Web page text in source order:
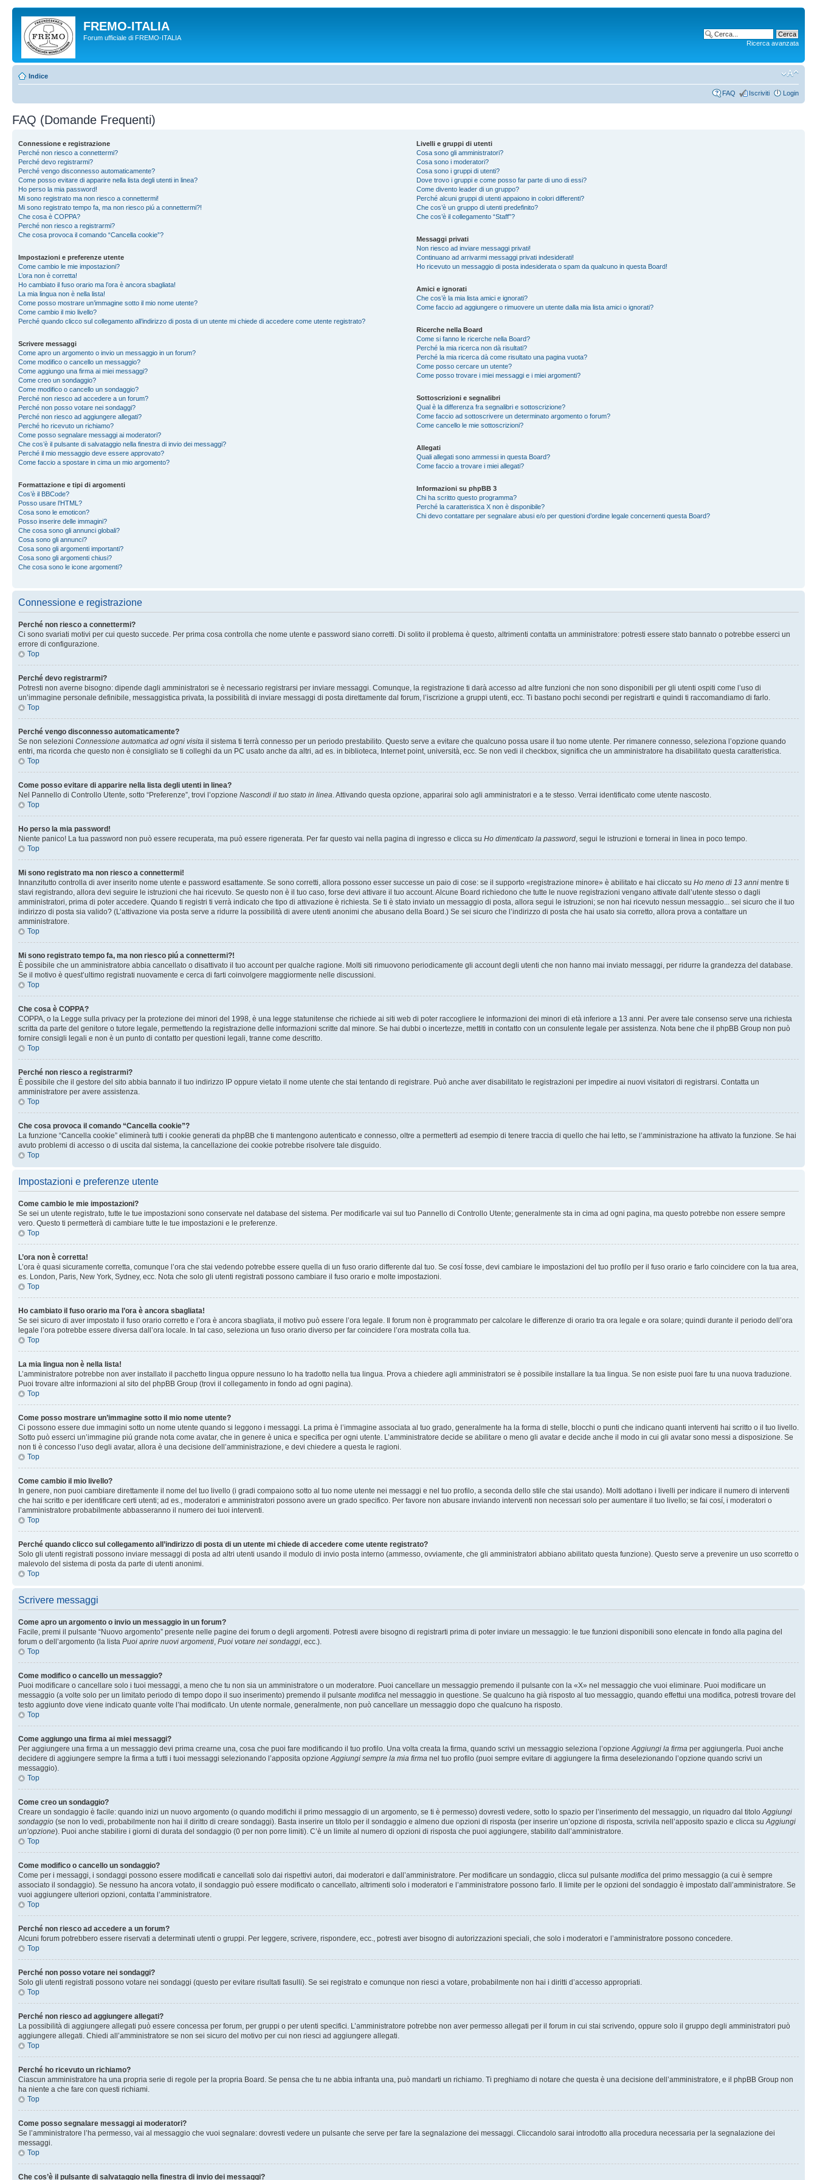
FREMO-ITALIA
Forum ufficiale di FREMO-ITALIA
Ricerca avanzata
Indice
FAQ Iscriviti Login
FAQ (Domande Frequenti)
Connessione e registrazione
Perché non riesco a connettermi?
Perché devo registrarmi?
Perché vengo disconnesso automaticamente?
Come posso evitare di apparire nella lista degli utenti in linea?
Ho perso la mia password!
Mi sono registrato ma non riesco a connettermi!
Mi sono registrato tempo fa, ma non riesco piú a connettermi?!
Che cosa è COPPA?
Perché non riesco a registrarmi?
Che cosa provoca il comando “Cancella cookie”?
Impostazioni e preferenze utente
Come cambio le mie impostazioni?
L’ora non è corretta!
Ho cambiato il fuso orario ma l’ora è ancora sbagliata!
La mia lingua non è nella lista!
Come posso mostrare un’immagine sotto il mio nome utente?
Come cambio il mio livello?
Perché quando clicco sul collegamento all’indirizzo di posta di un utente mi chiede di accedere come utente registrato?
Scrivere messaggi
Come apro un argomento o invio un messaggio in un forum?
Come modifico o cancello un messaggio?
Come aggiungo una firma ai miei messaggi?
Come creo un sondaggio?
Come modifico o cancello un sondaggio?
Perché non riesco ad accedere a un forum?
Perché non posso votare nei sondaggi?
Perché non riesco ad aggiungere allegati?
Perché ho ricevuto un richiamo?
Come posso segnalare messaggi ai moderatori?
Che cos’è il pulsante di salvataggio nella finestra di invio dei messaggi?
Perché il mio messaggio deve essere approvato?
Come faccio a spostare in cima un mio argomento?
Formattazione e tipi di argomenti
Cos’è il BBCode?
Posso usare l’HTML?
Cosa sono le emoticon?
Posso inserire delle immagini?
Che cosa sono gli annunci globali?
Cosa sono gli annunci?
Cosa sono gli argomenti importanti?
Cosa sono gli argomenti chiusi?
Che cosa sono le icone argomenti?
Livelli e gruppi di utenti
Cosa sono gli amministratori?
Cosa sono i moderatori?
Cosa sono i gruppi di utenti?
Dove trovo i gruppi e come posso far parte di uno di essi?
Come divento leader di un gruppo?
Perché alcuni gruppi di utenti appaiono in colori differenti?
Che cos’è un gruppo di utenti predefinito?
Che cos’è il collegamento “Staff”?
Messaggi privati
Non riesco ad inviare messaggi privati!
Continuano ad arrivarmi messaggi privati indesiderati!
Ho ricevuto un messaggio di posta indesiderata o spam da qualcuno in questa Board!
Amici e ignorati
Che cos’è la mia lista amici e ignorati?
Come faccio ad aggiungere o rimuovere un utente dalla mia lista amici o ignorati?
Ricerche nella Board
Come si fanno le ricerche nella Board?
Perché la mia ricerca non dà risultati?
Perché la mia ricerca dà come risultato una pagina vuota?
Come posso cercare un utente?
Come posso trovare i miei messaggi e i miei argomenti?
Sottoscrizioni e segnalibri
Qual è la differenza fra segnalibri e sottoscrizione?
Come faccio ad sottoscrivere un determinato argomento o forum?
Come cancello le mie sottoscrizioni?
Allegati
Quali allegati sono ammessi in questa Board?
Come faccio a trovare i miei allegati?
Informazioni su phpBB 3
Chi ha scritto questo programma?
Perché la caratteristica X non è disponibile?
Chi devo contattare per segnalare abusi e/o per questioni d’ordine legale concernenti questa Board?
Connessione e registrazione
Perché non riesco a connettermi?
Ci sono svariati motivi per cui questo succede. Per prima cosa controlla che nome utente e password siano corretti. Di solito il problema è questo, altrimenti contatta un amministratore: potresti essere stato bannato o potrebbe esserci un
errore di configurazione.
Top
Perché devo registrarmi?
Potresti non averne bisogno: dipende dagli amministratori se è necessario registrarsi per inviare messaggi. Comunque, la registrazione ti darà accesso ad altre funzioni che non sono disponibili per gli utenti ospiti come l’uso di
un’immagine personale definibile, messaggistica privata, la possibilità di inviare messaggi di posta direttamente dal forum, l’iscrizione a gruppi utenti, ecc. Ti bastano pochi secondi per registrarti e quindi ti raccomandiamo di farlo.
Top
Perché vengo disconnesso automaticamente?
Se non selezioni Connessione automatica ad ogni visita il sistema ti terrà connesso per un periodo prestabilito. Questo serve a evitare che qualcuno possa usare il tuo nome utente. Per rimanere connesso, seleziona l’opzione quando
entri, ma ricorda che questo non è consigliato se ti colleghi da un PC usato anche da altri, ad es. in biblioteca, Internet point, università, ecc. Se non vedi il checkbox, significa che un amministratore ha disabilitato questa caratteristica.
Top
Come posso evitare di apparire nella lista degli utenti in linea?
Nel Pannello di Controllo Utente, sotto “Preferenze”, trovi l’opzione Nascondi il tuo stato in linea. Attivando questa opzione, apparirai solo agli amministratori e a te stesso. Verrai identificato come utente nascosto.
Top
Ho perso la mia password!
Niente panico! La tua password non può essere recuperata, ma può essere rigenerata. Per far questo vai nella pagina di ingresso e clicca su Ho dimenticato la password, segui le istruzioni e tornerai in linea in poco tempo.
Top
Mi sono registrato ma non riesco a connettermi!
Innanzitutto controlla di aver inserito nome utente e password esattamente. Se sono corretti, allora possono esser successe un paio di cose: se il supporto «registrazione minore» è abilitato e hai cliccato su Ho meno di 13 anni mentre ti
stavi registrando, allora devi seguire le istruzioni che hai ricevuto. Se questo non è il tuo caso, forse devi attivare il tuo account. Alcune Board richiedono che tutte le nuove registrazioni vengano attivate dall’utente stesso o dagli
amministratori, prima di poter accedere. Quando ti registri ti verrà indicato che tipo di attivazione è richiesta. Se ti è stato inviato un messaggio di posta, allora segui le istruzioni; se non hai ricevuto nessun messaggio... sei sicuro che il tuo
indirizzo di posta sia valido? (L’attivazione via posta serve a ridurre la possibilità di avere utenti anonimi che abusano della Board.) Se sei sicuro che l’indirizzo di posta che hai usato sia corretto, allora prova a contattare un
amministratore.
Top
Mi sono registrato tempo fa, ma non riesco piú a connettermi?!
È possibile che un amministratore abbia cancellato o disattivato il tuo account per qualche ragione. Molti siti rimuovono periodicamente gli account degli utenti che non hanno mai inviato messaggi, per ridurre la grandezza del database.
Se il motivo è quest’ultimo registrati nuovamente e cerca di farti coinvolgere maggiormente nelle discussioni.
Top
Che cosa è COPPA?
COPPA, o la Legge sulla privacy per la protezione dei minori del 1998, è una legge statunitense che richiede ai siti web di poter raccogliere le informazioni dei minori di età inferiore a 13 anni. Per avere tale consenso serve una richiesta
scritta da parte del genitore o tutore legale, permettendo la registrazione delle informazioni scritte dal minore. Se hai dubbi o incertezze, mettiti in contatto con un consulente legale per assistenza. Nota bene che il phpBB Group non può
fornire consigli legali e non è un punto di contatto per questioni legali, tranne come descritto.
Top
Perché non riesco a registrarmi?
È possibile che il gestore del sito abbia bannato il tuo indirizzo IP oppure vietato il nome utente che stai tentando di registrare. Può anche aver disabilitato le registrazioni per impedire ai nuovi visitatori di registrarsi. Contatta un
amministratore per avere assistenza.
Top
Che cosa provoca il comando “Cancella cookie”?
La funzione “Cancella cookie” eliminerà tutti i cookie generati da phpBB che ti mantengono autenticato e connesso, oltre a permetterti ad esempio di tenere traccia di quello che hai letto, se l’amministrazione ha attivato la funzione. Se hai
avuto problemi di accesso o di uscita dal sistema, la cancellazione dei cookie potrebbe risolvere tale disguido.
Top
Impostazioni e preferenze utente
Come cambio le mie impostazioni?
Se sei un utente registrato, tutte le tue impostazioni sono conservate nel database del sistema. Per modificarle vai sul tuo Pannello di Controllo Utente; generalmente sta in cima ad ogni pagina, ma questo potrebbe non essere sempre
vero. Questo ti permetterà di cambiare tutte le tue impostazioni e le preferenze.
Top
L’ora non è corretta!
L’ora è quasi sicuramente corretta, comunque l’ora che stai vedendo potrebbe essere quella di un fuso orario differente dal tuo. Se cosí fosse, devi cambiare le impostazioni del tuo profilo per il fuso orario e farlo coincidere con la tua area,
es. London, Paris, New York, Sydney, ecc. Nota che solo gli utenti registrati possono cambiare il fuso orario e molte impostazioni.
Top
Ho cambiato il fuso orario ma l’ora è ancora sbagliata!
Se sei sicuro di aver impostato il fuso orario corretto e l’ora è ancora sbagliata, il motivo può essere l’ora legale. Il forum non è programmato per calcolare le differenze di orario tra ora legale e ora solare; quindi durante il periodo dell’ora
legale l’ora potrebbe essere diversa dall’ora locale. In tal caso, seleziona un fuso orario diverso per far coincidere l’ora mostrata colla tua.
Top
La mia lingua non è nella lista!
L’amministratore potrebbe non aver installato il pacchetto lingua oppure nessuno lo ha tradotto nella tua lingua. Prova a chiedere agli amministratori se è possibile installare la tua lingua. Se non esiste puoi fare tu una nuova traduzione.
Puoi trovare altre informazioni al sito del phpBB Group (trovi il collegamento in fondo ad ogni pagina).
Top
Come posso mostrare un’immagine sotto il mio nome utente?
Ci possono essere due immagini sotto un nome utente quando si leggono i messaggi. La prima è l’immagine associata al tuo grado, generalmente ha la forma di stelle, blocchi o punti che indicano quanti interventi hai scritto o il tuo livello.
Sotto può esserci un’immagine piú grande nota come avatar, che in genere è unica e specifica per ogni utente. L’amministratore decide se abilitare o meno gli avatar e decide anche il modo in cui gli avatar sono messi a disposizione. Se
non ti è concesso l’uso degli avatar, allora è una decisione dell’amministrazione, e devi chiedere a questa le ragioni.
Top
Come cambio il mio livello?
In genere, non puoi cambiare direttamente il nome del tuo livello (i gradi compaiono sotto al tuo nome utente nei messaggi e nel tuo profilo, a seconda dello stile che stai usando). Molti adottano i livelli per indicare il numero di interventi
che hai scritto e per identificare certi utenti; ad es., moderatori e amministratori possono avere un grado specifico. Per favore non abusare inviando interventi non necessari solo per aumentare il tuo livello; se fai cosí, i moderatori o
l’amministratore probabilmente abbasseranno il numero dei tuoi interventi.
Top
Perché quando clicco sul collegamento all’indirizzo di posta di un utente mi chiede di accedere come utente registrato?
Solo gli utenti registrati possono inviare messaggi di posta ad altri utenti usando il modulo di invio posta interno (ammesso, ovviamente, che gli amministratori abbiano abilitato questa funzione). Questo serve a prevenire un uso scorretto o
malevolo del sistema di posta da parte di utenti anonimi.
Top
Scrivere messaggi
Come apro un argomento o invio un messaggio in un forum?
Facile, premi il pulsante “Nuovo argomento” presente nelle pagine dei forum o degli argomenti. Potresti avere bisogno di registrarti prima di poter inviare un messaggio: le tue funzioni disponibili sono elencate in fondo alla pagina del
forum o dell’argomento (la lista Puoi aprire nuovi argomenti, Puoi votare nei sondaggi, ecc.).
Top
Come modifico o cancello un messaggio?
Puoi modificare o cancellare solo i tuoi messaggi, a meno che tu non sia un amministratore o un moderatore. Puoi cancellare un messaggio premendo il pulsante con la «X» nel messaggio che vuoi eliminare. Puoi modificare un
messaggio (a volte solo per un limitato periodo di tempo dopo il suo inserimento) premendo il pulsante modifica nel messaggio in questione. Se qualcuno ha già risposto al tuo messaggio, quando effettui una modifica, potresti trovare del
testo aggiunto dove viene indicato quante volte l’hai modificato. Un utente normale, generalmente, non può cancellare un messaggio dopo che qualcuno ha risposto.
Top
Come aggiungo una firma ai miei messaggi?
Per aggiungere una firma a un messaggio devi prima crearne una, cosa che puoi fare modificando il tuo profilo. Una volta creata la firma, quando scrivi un messaggio seleziona l’opzioneAggiungi la firma per aggiungerla. Puoi anche
decidere di aggiungere sempre la firma a tutti i tuoi messaggi selezionando l’apposita opzioneAggiungi sempre la mia firma nel tuo profilo (puoi sempre evitare di aggiungere la firma deselezionando l’opzione quando scrivi un
messaggio).
Top
Come creo un sondaggio?
Creare un sondaggio è facile: quando inizi un nuovo argomento (o quando modifichi il primo messaggio di un argomento, se ti è permesso) dovresti vedere, sotto lo spazio per l’inserimento del messaggio, un riquadro dal titoloAggiungi
sondaggio (se non lo vedi, probabilmente non hai il diritto di creare sondaggi). Basta inserire un titolo per il sondaggio e almeno due opzioni di risposta (per inserire un’opzione di risposta, scrivila nell’apposito spazio e clicca suAggiungi
un’opzione). Puoi anche stabilire i giorni di durata del sondaggio (0 per non porre limiti). C’è un limite al numero di opzioni di risposta che puoi aggiungere, stabilito dall’amministratore.
Top
Come modifico o cancello un sondaggio?
Come per i messaggi, i sondaggi possono essere modificati e cancellati solo dai rispettivi autori, dai moderatori e dall’amministratore. Per modificare un sondaggio, clicca sul pulsante modifica del primo messaggio (a cui è sempre
associato il sondaggio). Se nessuno ha ancora votato, il sondaggio può essere modificato o cancellato, altrimenti solo i moderatori e l’amministratore possono farlo. Il limite per le opzioni del sondaggio è impostato dall’amministratore. Se
vuoi aggiungere ulteriori opzioni, contatta l’amministratore.
Top
Perché non riesco ad accedere a un forum?
Alcuni forum potrebbero essere riservati a determinati utenti o gruppi. Per leggere, scrivere, rispondere, ecc., potresti aver bisogno di autorizzazioni speciali, che solo i moderatori e l’amministratore possono concedere.
Top
Perché non posso votare nei sondaggi?
Solo gli utenti registrati possono votare nei sondaggi (questo per evitare risultati fasulli). Se sei registrato e comunque non riesci a votare, probabilmente non hai i diritti d’accesso appropriati.
Top
Perché non riesco ad aggiungere allegati?
La possibilità di aggiungere allegati può essere concessa per forum, per gruppi o per utenti specifici. L’amministratore potrebbe non aver permesso allegati per il forum in cui stai scrivendo, oppure solo il gruppo degli amministratori può
aggiungere allegati. Chiedi all’amministratore se non sei sicuro del motivo per cui non riesci ad aggiungere allegati.
Top
Perché ho ricevuto un richiamo?
Ciascun amministratore ha una propria serie di regole per la propria Board. Se pensa che tu ne abbia infranta una, può mandarti un richiamo. Ti preghiamo di notare che questa è una decisione dell’amministratore, e il phpBB Group non
ha niente a che fare con questi richiami.
Top
Come posso segnalare messaggi ai moderatori?
Se l’amministratore l’ha permesso, vai al messaggio che vuoi segnalare: dovresti vedere un pulsante che serve per fare la segnalazione dei messaggi. Cliccandolo sarai introdotto alla procedura necessaria per la segnalazione dei
messaggi.
Top
Che cos’è il pulsante di salvataggio nella finestra di invio dei messaggi?